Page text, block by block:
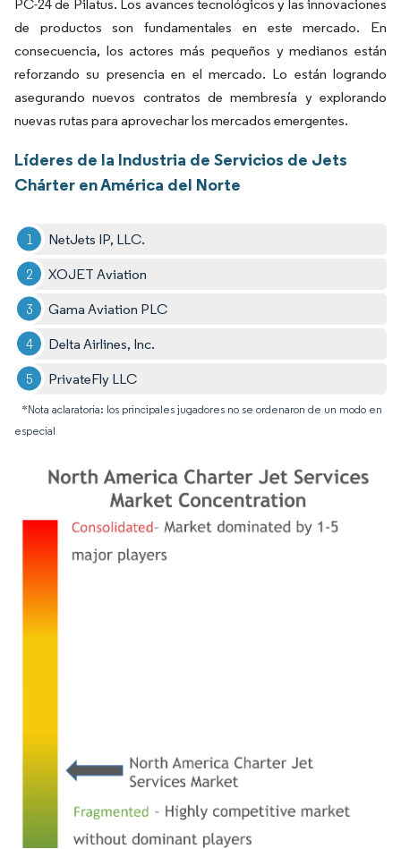
PC-24 de Pilatus. Los avances tecnológicos y las innovaciones
de productos son fundamentales en este mercado. En
consecuencia, los actores más pequeños y medianos están
reforzando su presencia en el mercado. Lo están logrando
asegurando nuevos contratos de membresía y explorando
nuevas rutas para aprovechar los mercados emergentes.
Líderes de la Industria de Servicios de Jets
Chárter en América del Norte
NetJets IP, LLC.
XOJET Aviation
Gama Aviation PLC
Delta Airlines, Inc.
PrivateFly LLC
*Nota aclaratoria: los principales jugadores no se ordenaron de un modo en
especial